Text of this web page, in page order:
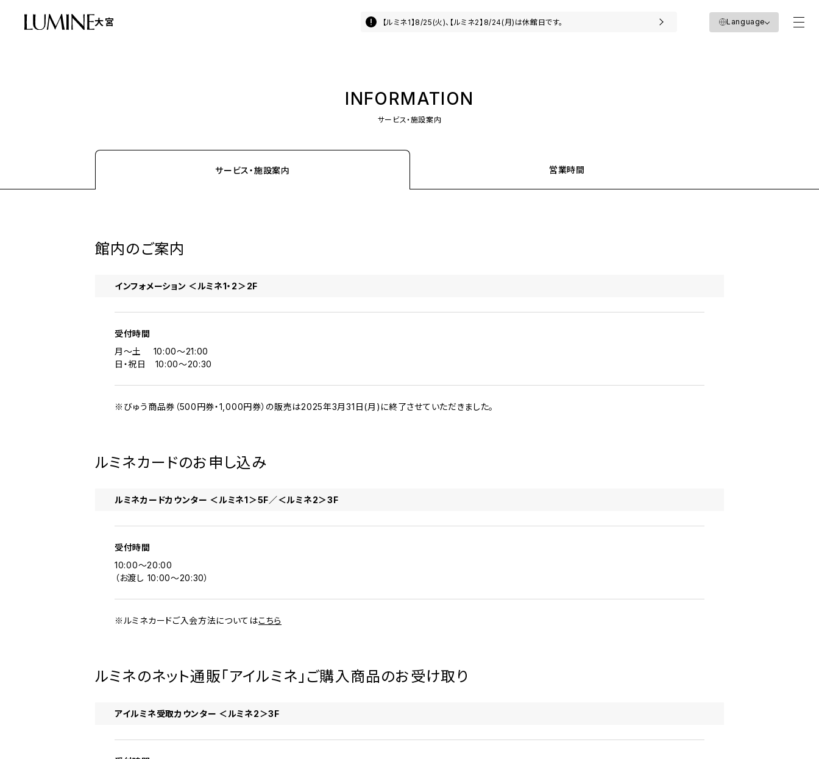
大宮 Language
【ルミネ1】8/25(火)、【ルミネ2】8/24(月)は休館日です。
INFORMATION
サービス・施設案内
サービス・施設案内 営業時間
館内のご案内
インフォメーション ＜ルミネ1・2＞2F
受付時間
月～土 10:00～21:00
日・祝日 10:00～20:30
※びゅう商品券（500円券・1,000円券）の販売は2025年3月31日(月)に終了させていただきました。
ルミネカードのお申し込み
ルミネカードカウンター ＜ルミネ1＞5F／＜ルミネ2＞3F
受付時間
10:00～20:00
（お渡し 10:00～20:30）
※ルミネカードご入会方法についてはこちら
ルミネのネット通販「アイルミネ」ご購入商品のお受け取り
アイルミネ受取カウンター ＜ルミネ2＞3F